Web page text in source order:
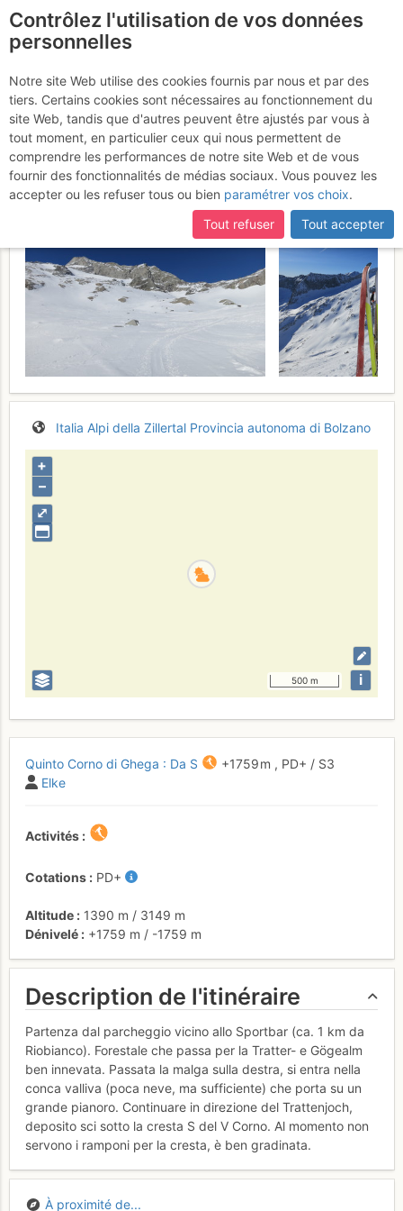
Quinto Corno / Fünfte
Hornspitze : Da S
Dimanche 29
janvier 2017
Italia Alpi della Zillertal Provincia autonoma di Bolzano
⤢
+
–
500 m i
Quinto Corno di Ghega : Da S +1759 m , PD+ / S3
Elke
Activités
Cotations PD+
Altitude 1390 m / 3149 m
Dénivelé
+1759 m / -1759 m
Description de l'itinéraire
Partenza dal parcheggio vicino allo Sportbar (ca. 1 km da
Riobianco). Forestale che passa per la Tratter- e Gögealm
ben innevata. Passata la malga sulla destra, si entra nella
conca valliva (poca neve, ma sufficiente) che porta su un
grande pianoro. Continuare in direzione del Trattenjoch,
deposito sci sotto la cresta S del V Corno. Al momento non
servono i ramponi per la cresta, è ben gradinata.
À proximité de...
Contrôlez l'utilisation de vos données
personnelles
Notre site Web utilise des cookies fournis par nous et par des
tiers. Certains cookies sont nécessaires au fonctionnement du
site Web, tandis que d'autres peuvent être ajustés par vous à
tout moment, en particulier ceux qui nous permettent de
comprendre les performances de notre site Web et de vous
fournir des fonctionnalités de médias sociaux. Vous pouvez les
accepter ou les refuser tous ou bien paramétrer vos choix.
Tout refuser
Tout accepter